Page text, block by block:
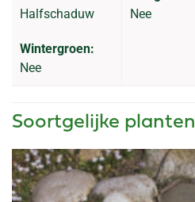
Halfschaduw
Wintergroen:
Nee
Nee
Soortgelijke planten